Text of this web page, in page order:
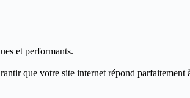
et performants.
que votre site internet répond parfaitement